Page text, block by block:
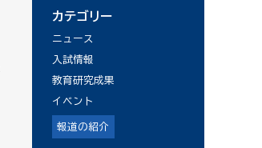
カテゴリー
ニュース
入試情報
教育研究成果
イベント
報道の紹介